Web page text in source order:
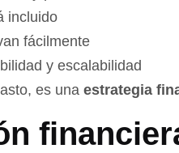
incluido
fácilmente
y escalabilidad
es una estrategia